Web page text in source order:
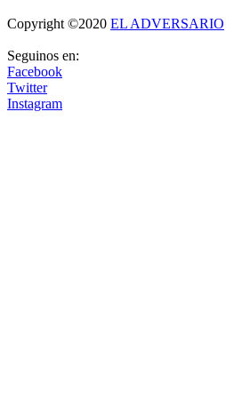
Copyright ©2020 EL ADVERSARIO
Seguinos en:
Facebook
Twitter
Instagram